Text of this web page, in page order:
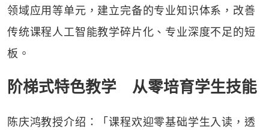
领域应用等单元，建立完备的专业知识体系，改善
传统课程人工智能教学碎片化、专业深度不足的短
板。
阶梯式特色教学 从零培育学生技能
陈庆鸿教授介绍：「课程欢迎零基础学生入读，透